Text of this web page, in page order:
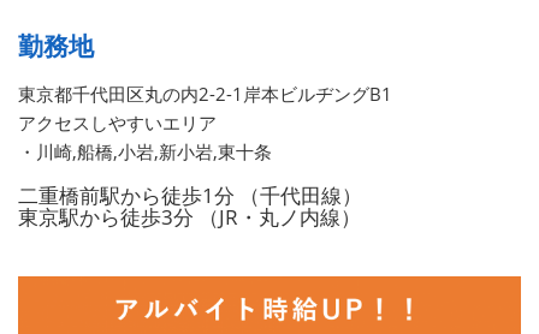
勤務地
東京都千代田区丸の内2-2-1岸本ビルヂングB1
アクセスしやすいエリア
・川崎,船橋,小岩,新小岩,東十条
二重橋前駅から徒歩1分 （千代田線）
東京駅から徒歩3分 （JR・丸ノ内線）